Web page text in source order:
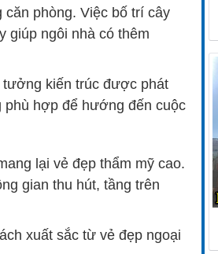
phòng. Việc bố trí cây
giúp ngôi nhà có thêm
tưởng kiến ​​trúc được phát
phù hợp để hướng đến cuộc
lại vẻ đẹp thẩm mỹ cao.
gian thu hút, tầng trên
xuất sắc từ vẻ đẹp ngoại